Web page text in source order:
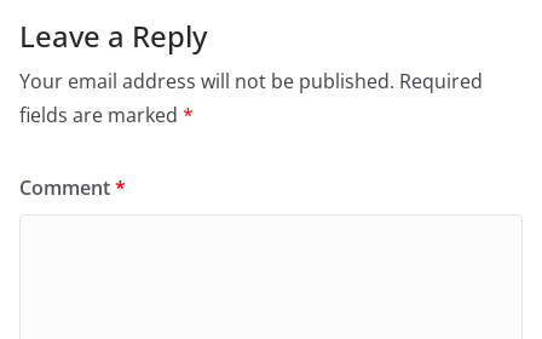
Leave a Reply
Your email address will not be published. Required
fields are marked *
Comment*